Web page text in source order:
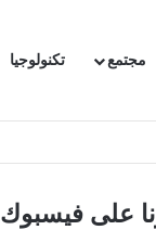
مجتمع تكنولوجيا
على فيسبوك